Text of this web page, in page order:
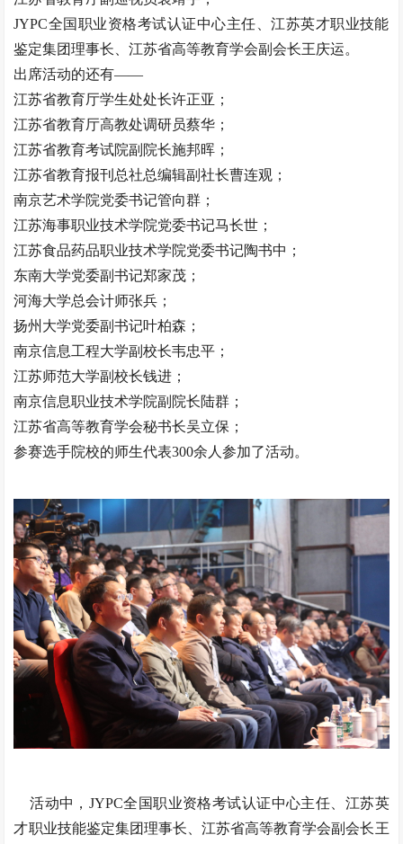
JYPC全国职业资格考试认证中心主任、江苏英才职业技能
鉴定集团理事长、江苏省高等教育学会副会长王庆运。
出席活动的还有——
江苏省教育厅学生处处长许正亚；
江苏省教育厅高教处调研员蔡华；
江苏省教育考试院副院长施邦晖；
江苏省教育报刊总社总编辑副社长曹连观；
南京艺术学院党委书记管向群；
江苏海事职业技术学院党委书记马长世；
江苏食品药品职业技术学院党委书记陶书中；
东南大学党委副书记郑家茂；
河海大学总会计师张兵；
扬州大学党委副书记叶柏森；
南京信息工程大学副校长韦忠平；
江苏师范大学副校长钱进；
南京信息职业技术学院副院长陆群；
江苏省高等教育学会秘书长吴立保；
参赛选手院校的师生代表300余人参加了活动。
活动中，JYPC全国职业资格考试认证中心主任、江苏英
才职业技能鉴定集团理事长、江苏省高等教育学会副会长王